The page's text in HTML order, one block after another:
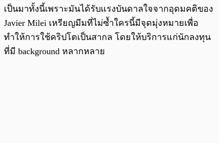
เป็นมาทั้งนี้เพราะมันได้รับแรงบันดาลใจจากอุดมคติของ
Javier Milei เหรียญมีมที่ไม่ซ้ำใครนี้มีจุดมุ่งหมายเพื่อ
ทำให้การใช้คริปโตเป็นสากล โดยให้บริการแก่นักลงทุน
ที่มี background หลากหลาย